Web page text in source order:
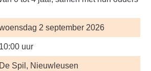
2 september 2026
10:00 uur
De Spil, Nieuwleusen